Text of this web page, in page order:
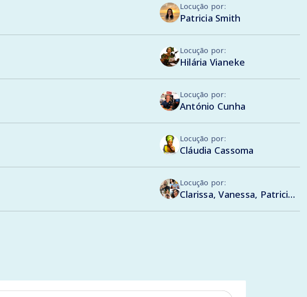
Locução por:
Patricia Smith
Locução por:
Hilária Vianeke
Locução por:
António Cunha
Locução por:
Cláudia Cassoma
Locução por:
Clarissa, Vanessa, Patricia, Philipe, Augusto, Flávia, Gabriela, Monty, Gustavo , Sandra